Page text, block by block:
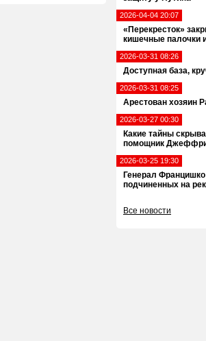
2026-04-04 20:07
«Перекресток»
кишечные палочки
2026-03-31 08:26
Доступная база,
2026-03-31 08:25
Арестован хозяин
2026-03-27 00:30
Какие тайны
помощник
2026-03-25 19:30
Генерал
подчиненных на
Все новости